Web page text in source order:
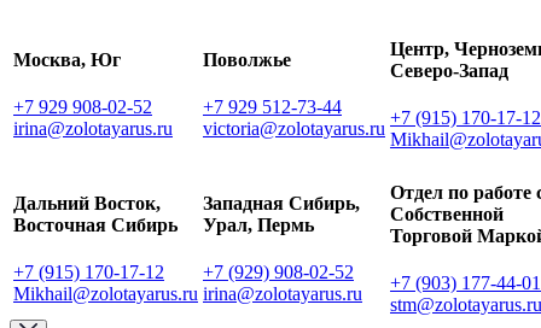
Москва, Юг
+7 929 908-02-52
irina@zolotayarus.ru
Поволжье
+7 929 512-73-44
victoria@zolotayarus.ru
Центр,
Северо-Запад
+7 (915) 170-17-12
Дальний Восток,
Восточная Сибирь
+7 (915) 170-17-12
Mikhail@zolotayarus.ru
Западная Сибирь,
Урал, Пермь
+7 (929) 908-02-52
irina@zolotayarus.ru
Отдел по работе
Собственной
Торговой
+7 (903) 177-44-01
stm@zolotayarus.ru